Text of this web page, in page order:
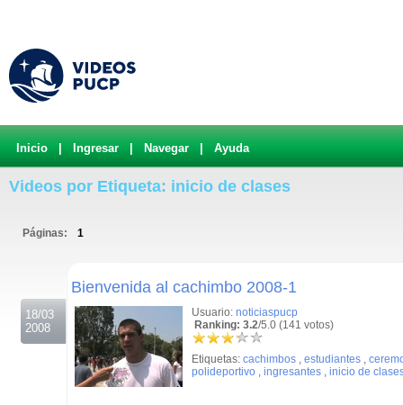
Inicio Ingresar Navegar Ayuda
Videos por Etiqueta: inicio de clases
Páginas: 1
18/03
2008
Bienvenida al cachimbo 2008-1
Usuario: noticiaspucp
Ranking: 3.2/5.0 (141 votos)
Etiquetas: cachimbos , estudiantes ,
polideportivo , ingresantes , inicio de